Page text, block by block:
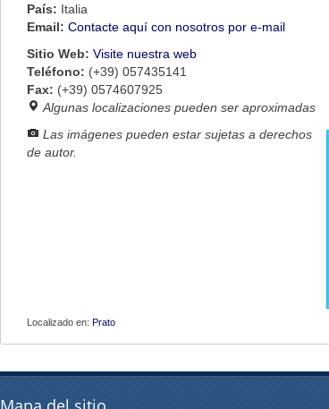
País: Italia
Email: Contacte aquí con nosotros por e-mail
Sitio Web: Visite nuestra web
Teléfono: (+39) 057435141
Fax: (+39) 0574607925
Algunas localizaciones pueden ser aproximadas
Las imágenes pueden estar sujetas a derechos
de autor.
Localizado en: Prato